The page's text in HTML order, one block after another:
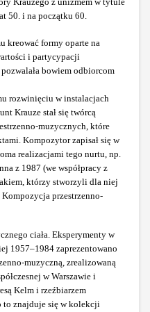
50. i na początku 60.
kreować formy oparte na
i partycypacji
bowiem odbiorcom
rozwinięciu w instalacjach
Krauze stał się twórcą
muzycznych, które
Kompozytor zapisał się w
realizacjami tego nurtu, np.
z 1987 (we współpracy z
którzy stworzyli dla niej
przestrzenno-
ciała. Eksperymenty w
1957–1984 zaprezentowano
muzyczną, zrealizowaną
w Warszawie i
Kelm i rzeźbiarzem
to znajduje się w kolekcji